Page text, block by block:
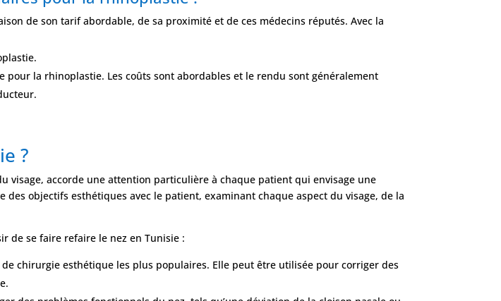
de son tarif abordable, de sa proximité et de ces médecins réputés. Avec la
la rhinoplastie. Les coûts sont abordables et le rendu sont généralement
?
visage, accorde une attention particulière à chaque patient qui envisage une
objectifs esthétiques avec le patient, examinant chaque aspect du visage, de la
de se faire refaire le nez en Tunisie :
de chirurgie esthétique les plus populaires. Elle peut être utilisée pour corriger des